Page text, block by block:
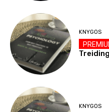
KNYGOS
KNYGOS